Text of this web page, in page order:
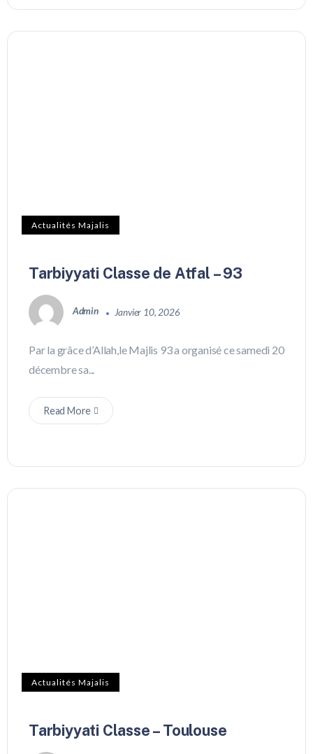
Actualités Majalis
Tarbiyyati Classe de Atfal – 93
Admin Janvier 10, 2026
Par la grâce d’Allah,le Majlis 93 a organisé ce samedi 20
décembre sa...
Read More
Actualités Majalis
Tarbiyyati Classe – Toulouse